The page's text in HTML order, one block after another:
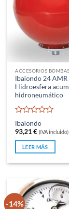
ACCESORIOS
Ibaiondo 24 AMR
Hidroesfera
hidroneumático
Valorado
con
0
de
5
Ibaiondo
93,21€ (IVA incluido)
LEER MÁS
-14%